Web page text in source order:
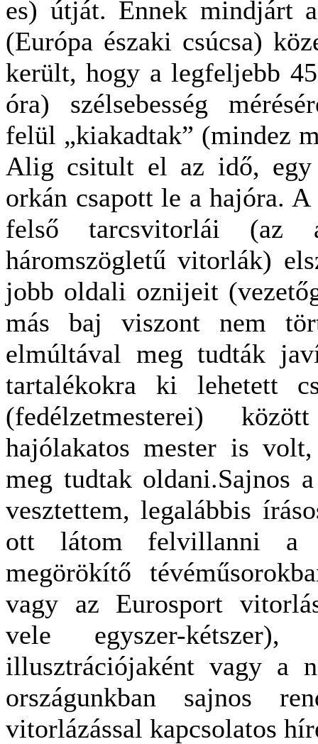
es) útját. Ennek mindjárt
(Európa északi csúcsa)
került, hogy a legfeljebb
óra) szélsebesség
felül „kiakadtak” (mindez
Alig csitult el az idő, egy
orkán csapott le a hajóra.
felső tarcsvitorlái (az
háromszögletű vitorlák)
jobb oldali oznijeit
más baj viszont nem
elmúltával meg tudták
tartalékokra ki lehetett
(fedélzetmesterei)
hajólakatos mester is
meg tudtak oldani.Sajnos
vesztettem, legalábbis
ott látom felvillanni a
megörökítő
vagy az Eurosport
vele egyszer-kétszer),
illusztrációjaként vagy a
országunkban sajnos
vitorlázással kapcsolatos